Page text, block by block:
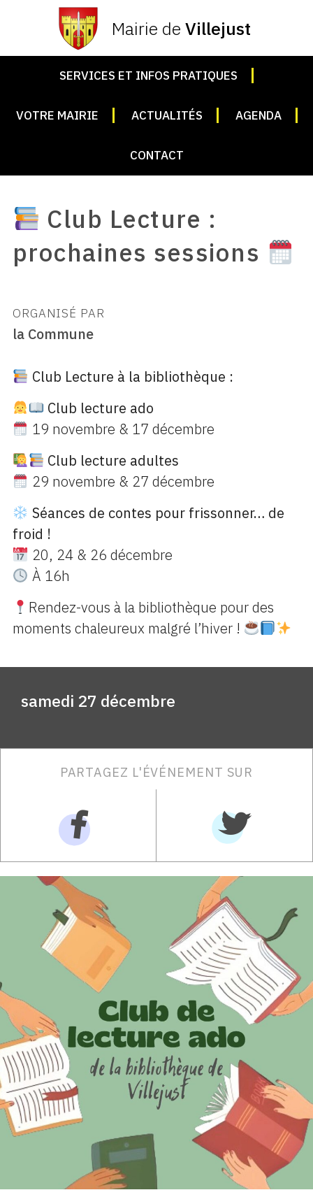
Mairie de Villejust
SERVICES ET INFOS PRATIQUES
VOTRE MAIRIE ACTUALITÉS AGENDA
CONTACT
Club Lecture :
prochaines sessions
ORGANISÉ PAR
la Commune
Club Lecture à la bibliothèque :
Club lecture ado
19 novembre & 17 décembre
Club lecture adultes
29 novembre & 27 décembre
Séances de contes pour frissonner… de
froid !
20, 24 & 26 décembre
À 16h
Rendez-vous à la bibliothèque pour des
moments chaleureux malgré l’hiver !
samedi 27 décembre
PARTAGEZ L'ÉVÉNEMENT SUR